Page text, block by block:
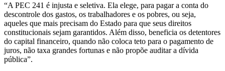
“A PEC 241 é injusta e seletiva. Ela elege, para pagar a conta do
descontrole dos gastos, os trabalhadores e os pobres, ou seja,
aqueles que mais precisam do Estado para que seus direitos
constitucionais sejam garantidos. Além disso, beneficia os detentores
do capital financeiro, quando não coloca teto para o pagamento de
juros, não taxa grandes fortunas e não propõe auditar a dívida
pública”.